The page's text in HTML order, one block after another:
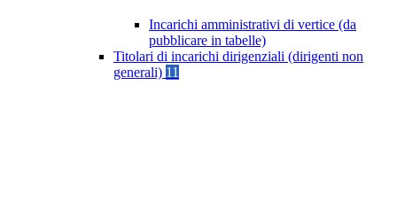
Incarichi amministrativi di vertice (da
pubblicare in tabelle)
Titolari di incarichi dirigenziali (dirigenti non
generali) 11